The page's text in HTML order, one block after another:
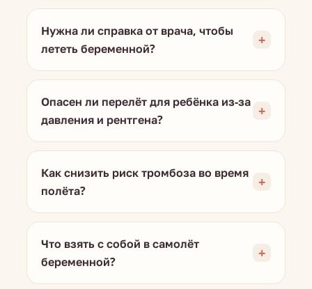
Нужна ли справка от врача, чтобы
лететь беременной?
Опасен ли перелёт для ребёнка из-за
давления и рентгена?
Как снизить риск тромбоза во время
полёта?
Что взять с собой в самолёт
беременной?